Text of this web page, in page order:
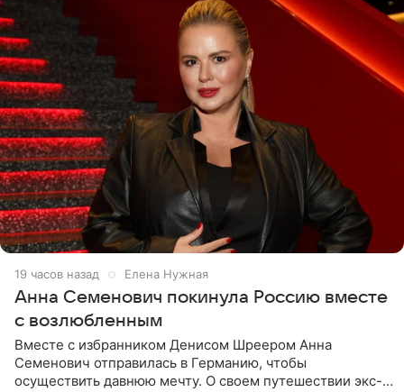
19 часов назад Елена Нужная
Анна Семенович покинула Россию вместе
с возлюбленным
Вместе с избранником Денисом Шреером Анна
Семенович отправилась в Германию, чтобы
осуществить давнюю мечту. О своем путешествии экс-